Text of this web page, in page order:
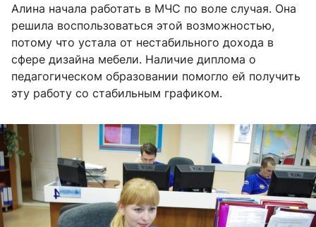
Алина начала работать в МЧС по воле случая. Она
решила воспользоваться этой возможностью,
потому что устала от нестабильного дохода в
сфере дизайна мебели. Наличие диплома о
педагогическом образовании помогло ей получить
эту работу со стабильным графиком.